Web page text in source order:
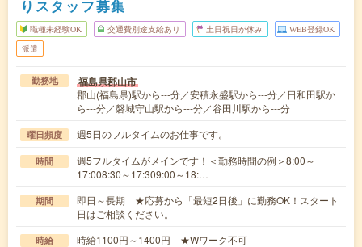
りスタッフ募集
職種未経験OK 交通費別途支給あり 土日祝日が休み WEB登録OK
派遣
勤務地 福島県郡山市
郡山(福島県)駅から---分／安積永盛駅から---分／日和田駅か
ら---分／磐城守山駅から---分／谷田川駅から---分
曜日頻度 週5日のフルタイムのお仕事です。
時間
週5フルタイムがメインです！＜勤務時間の例＞8:00～
17:008:30～17:309:00～18:…
期間
即日～長期 ★応募から「最短2日後」に勤務OK！スタート
日はご相談ください。
時給 時給1100円～1400円 ★Wワーク不可